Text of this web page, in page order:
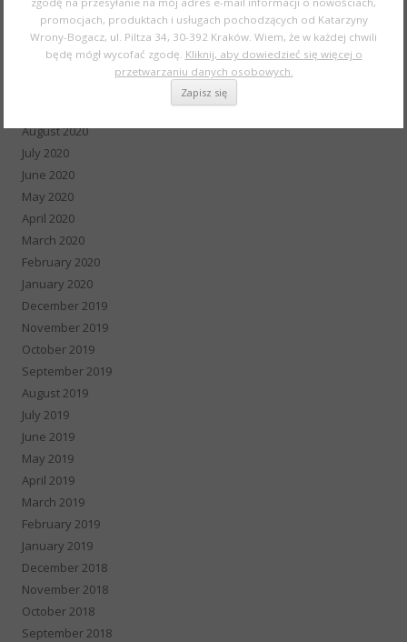
January 2021
December 2020
November 2020
August 2020
July 2020
June 2020
May 2020
April 2020
March 2020
February 2020
January 2020
December 2019
November 2019
October 2019
September 2019
August 2019
July 2019
June 2019
May 2019
April 2019
March 2019
February 2019
January 2019
December 2018
November 2018
October 2018
September 2018
promocjach, produktach i usługach pochodzących od Katarzyny
Wrony-Bogacz, ul. Piltza 34, 30-392 Kraków. Wiem, że w każdej chwili
będę mógł wycofać zgodę. Kliknij, aby dowiedzieć się więcej o
przetwarzaniu danych osobowych.